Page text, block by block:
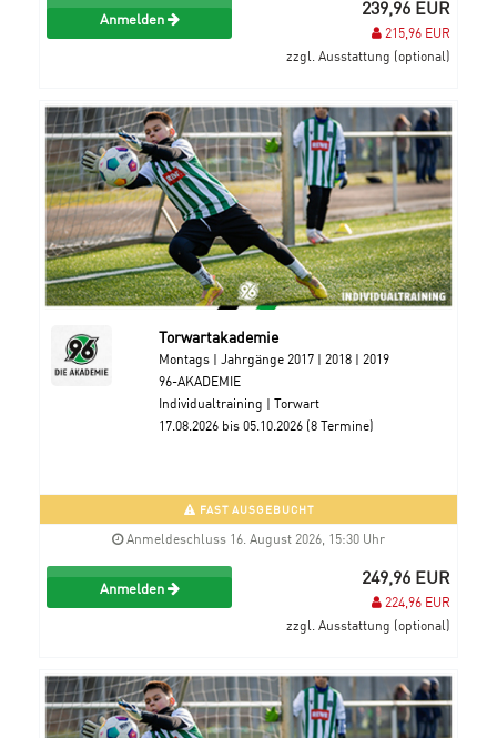
Anmelden 239,96 EUR
215,96 EUR
zzgl. Ausstattung (optional)
Torwartakademie
Montags | Jahrgänge 2017 | 2018 | 2019
96-AKADEMIE
Individualtraining | Torwart
17.08.2026 bis 05.10.2026 (8 Termine)
FAST AUSGEBUCHT
Anmeldeschluss 16. August 2026, 15:30 Uhr
Anmelden 249,96 EUR
224,96 EUR
zzgl. Ausstattung (optional)